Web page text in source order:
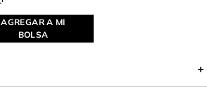
AGREGAR A MI
BOLSA